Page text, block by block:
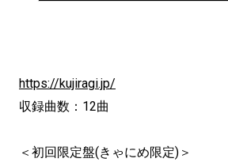
https://kujiragi.jp/
収録曲数：12曲
＜初回限定盤(きゃにめ限定)＞